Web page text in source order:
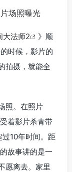
大法师2
》顺
时候，影片的
拍摄，就能全
照。在照片
着影片杀青带
10年时间。距
故事讲的是一
愿离去。家里